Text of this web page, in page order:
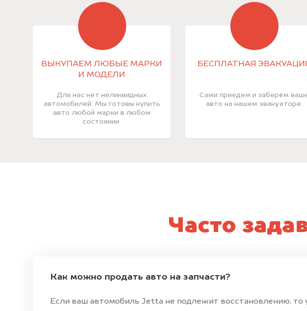
ВЫКУПАЕМ ЛЮБЫЕ МАРКИ
И МОДЕЛИ
Для нас нет неликвидных
автомобилей. Мы готовы купить
авто любой марки в любом
состоянии.
БЕСПЛАТНАЯ
Сами приедем и заберём
авто на нашем эвакуаторе.
Часто
Как можно продать авто на запчасти?
Если ваш автомобиль Jetta не подлежит восстановлению, то